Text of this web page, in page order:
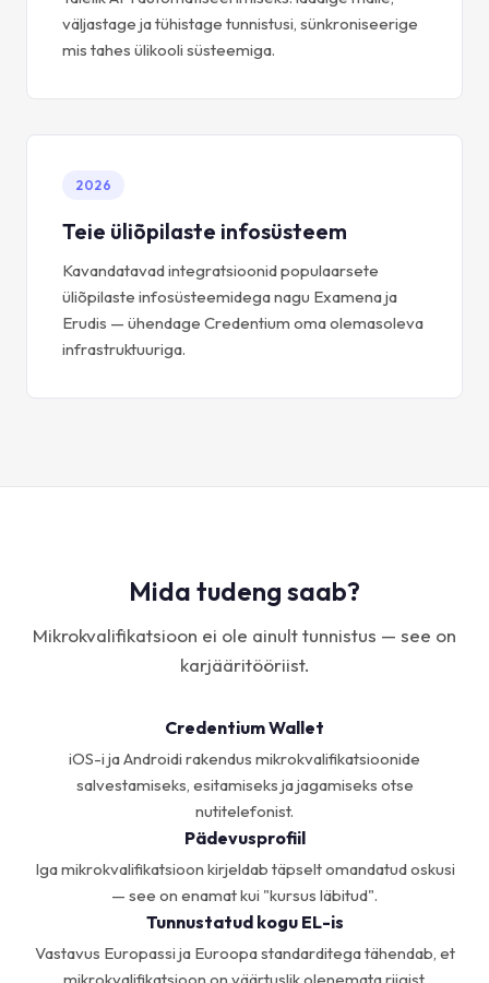
väljastage ja tühistage tunnistusi, sünkroniseerige
mis tahes ülikooli süsteemiga.
2026
Teie üliõpilaste infosüsteem
Kavandatavad integratsioonid populaarsete
üliõpilaste infosüsteemidega nagu Examena ja
Erudis — ühendage Credentium oma olemasoleva
infrastruktuuriga.
Mida tudeng saab?
Mikrokvalifikatsioon ei ole ainult tunnistus — see on
karjääritööriist.
Credentium Wallet
iOS-i ja Androidi rakendus mikrokvalifikatsioonide
salvestamiseks, esitamiseks ja jagamiseks otse
nutitelefonist.
Pädevusprofiil
Iga mikrokvalifikatsioon kirjeldab täpselt omandatud oskusi
— see on enamat kui "kursus läbitud".
Tunnustatud kogu EL-is
Vastavus Europassi ja Euroopa standarditega tähendab, et